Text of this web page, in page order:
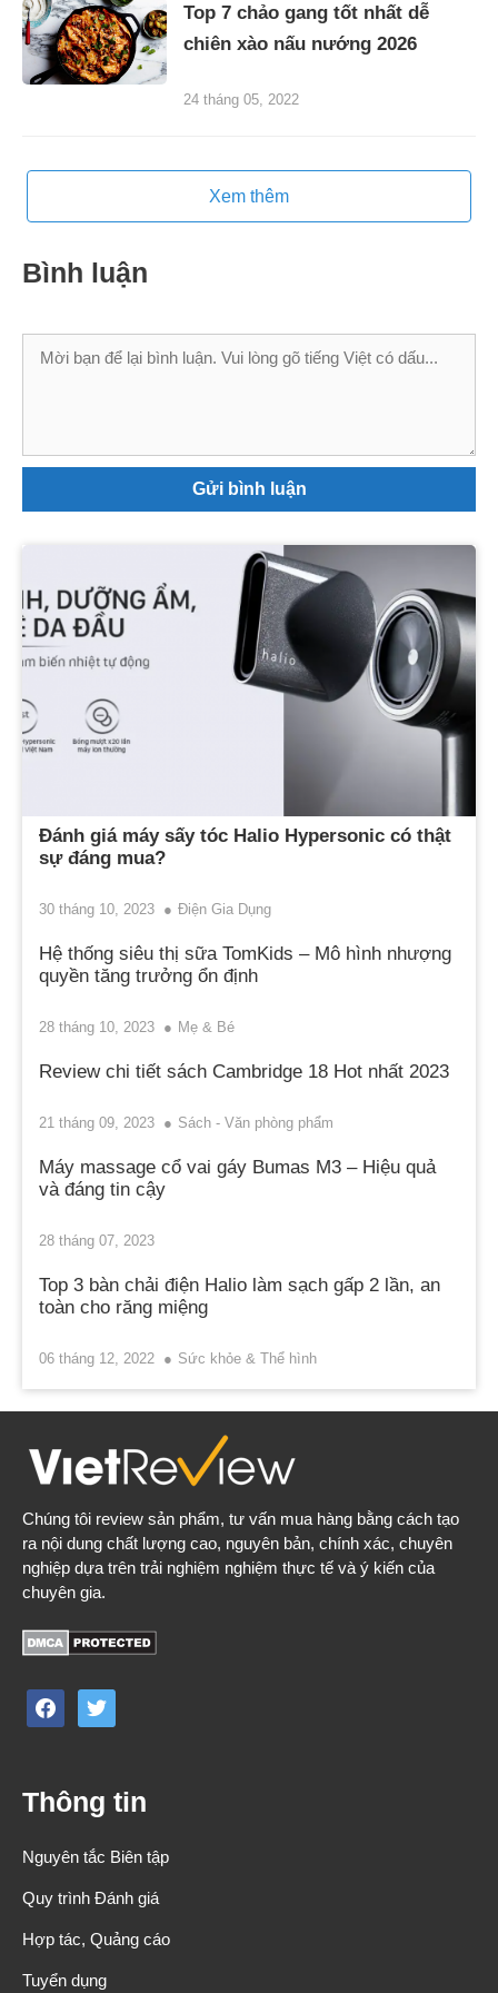
Top 7 chảo gang tốt nhất dễ
chiên xào nấu nướng 2026
24 tháng 05, 2022
Xem thêm
Bình luận
Bình
Đánh giá máy sấy tóc Halio Hypersonic có thật
sự đáng mua?
30 tháng 10, 2023 Điện Gia Dụng
Hệ thống siêu thị sữa TomKids – Mô hình nhượng
quyền tăng trưởng ổn định
28 tháng 10, 2023 Mẹ & Bé
Review chi tiết sách Cambridge 18 Hot nhất 2023
21 tháng 09, 2023 Sách - Văn phòng phẩm
Máy massage cổ vai gáy Bumas M3 – Hiệu quả
và đáng tin cậy
28 tháng 07, 2023
Top 3 bàn chải điện Halio làm sạch gấp 2 lần, an
toàn cho răng miệng
06 tháng 12, 2022 Sức khỏe & Thể hình
Chúng tôi review sản phẩm, tư vấn mua hàng bằng cách tạo
ra nội dung chất lượng cao, nguyên bản, chính xác, chuyên
nghiệp dựa trên trải nghiệm nghiệm thực tế và ý kiến của
chuyên gia.
facebooktwitter
Thông tin
Nguyên tắc Biên tập
Quy trình Đánh giá
Hợp tác, Quảng cáo
Tuyển dụng